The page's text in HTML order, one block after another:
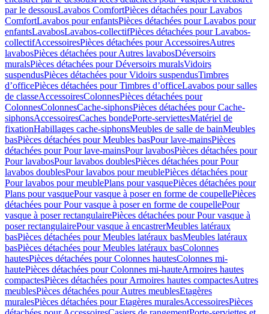
par le dessousLavabos ComfortPièces détachées pour Lavabos
ComfortLavabos pour enfantsPièces détachées pour Lavabos pour
enfantsLavabosLavabos-collectifPièces détachées pour Lavabos-
collectifAccessoiresPièces détachées pour AccessoiresAutres
lavabosPièces détachées pour Autres lavabosDéversoirs
muralsPièces détachées pour Déversoirs muralsVidoirs
suspendusPièces détachées pour Vidoirs suspendusTimbres
dʼofficePièces détachées pour Timbres dʼofficeLavabos pour salles
de classeAccessoiresColonnesPièces détachées pour
ColonnesColonnesCache-siphonsPièces détachées pour Cache-
siphonsAccessoiresCaches bondePorte-serviettesMatériel de
fixationHabillages cache-siphonsMeubles de salle de bainMeubles
basPièces détachées pour Meubles basPour lave-mainsPièces
détachées pour Pour lave-mainsPour lavabosPièces détachées pour
Pour lavabosPour lavabos doublesPièces détachées pour Pour
lavabos doublesPour lavabos pour meublePièces détachées pour
Pour lavabos pour meublePlans pour vasquePièces détachées pour
Plans pour vasquePour vasque à poser en forme de coupellePièces
détachées pour Pour vasque à poser en forme de coupellePour
vasque à poser rectangulairePièces détachées pour Pour vasque à
poser rectangulairePour vasque à encastrerMeubles latéraux
basPièces détachées pour Meubles latéraux basMeubles latéraux
basPièces détachées pour Meubles latéraux basColonnes
hautesPièces détachées pour Colonnes hautesColonnes mi-
hautePièces détachées pour Colonnes mi-hauteArmoires hautes
compactesPièces détachées pour Armoires hautes compactesAutres
meublesPièces détachées pour Autres meublesEtagères
muralesPièces détachées pour Etagères muralesAccessoiresPièces